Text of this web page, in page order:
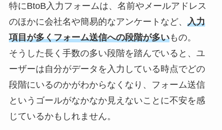
特にBtoB入力フォームは、名前やメールアドレス
のほかに会社名や簡易的なアンケートなど、 入力
項目が多くフォーム送信への段階が多いもの。
そうした長く手数の多い段階を踏んでいると、ユ
ーザーは自分がデータを入力している時点でどの
段階にいるのかがわからなくなり、フォーム送信
というゴールがなかなか見えないことに不安を感
じているかもしれません。